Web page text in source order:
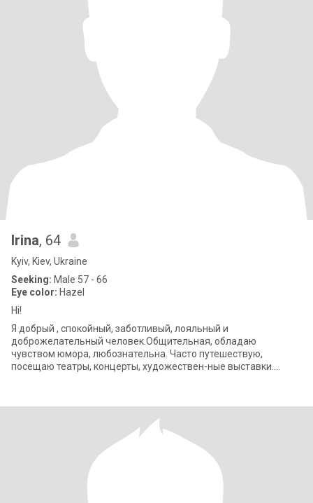
Irina, 64
Kyiv, Kiev, Ukraine
Seeking: Male 57 - 66
Eye color: Hazel
Hi!
Я добрый , спокойный, заботливый, лояльный и
доброжелательный человек.Общительная, обладаю
чувством юмора, любознательна. Часто путешествую,
посещаю театры, концерты, художествен-ные выставки.